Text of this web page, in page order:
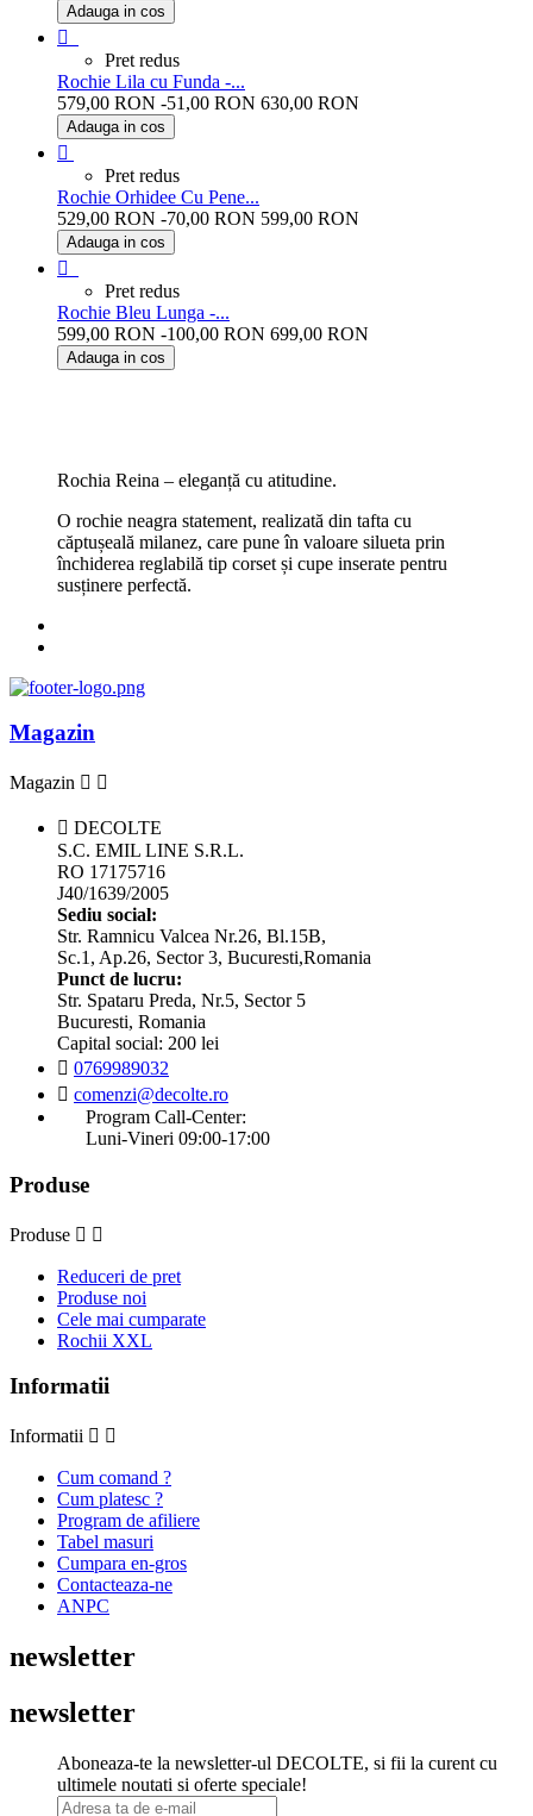
Adauga in cos
Alb

Pret redus
Rochie Lila cu Funda -...
579,00 RON -51,00 RON 630,00 RON
Adauga in cos
lila

Pret redus
Rochie Orhidee Cu Pene...
529,00 RON -70,00 RON 599,00 RON
Adauga in cos
orhidee

Pret redus
Rochie Bleu Lunga -...
599,00 RON -100,00 RON 699,00 RON
Adauga in cos
Rochia Reina – eleganță cu atitudine.
O rochie neagra statement, realizată din tafta cu
căptușeală milanez, care pune în valoare silueta prin
închiderea reglabilă tip corset și cupe inserate pentru
susținere perfectă.
Magazin
Magazin  
 DECOLTE
S.C. EMIL LINE S.R.L.
RO 17175716
J40/1639/2005
Sediu social:
Str. Ramnicu Valcea Nr.26, Bl.15B,
Sc.1, Ap.26, Sector 3, Bucuresti,Romania
Punct de lucru:
Str. Spataru Preda, Nr.5, Sector 5
Bucuresti, Romania
Capital social: 200 lei
 0769989032
 comenzi@decolte.ro
Program Call-Center:
Luni-Vineri 09:00-17:00
Produse
Produse  
Reduceri de pret
Produse noi
Cele mai cumparate
Rochii XXL
Informatii
Informatii  
Cum comand ?
Cum platesc ?
Program de afiliere
Tabel masuri
Cumpara en-gros
Contacteaza-ne
ANPC
newsletter
newsletter
Aboneaza-te la newsletter-ul DECOLTE, si fii la curent cu
ultimele noutati si oferte speciale!